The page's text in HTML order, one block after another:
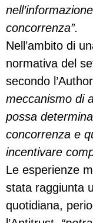
concorrenza”.
Nell’ambito di
normativa del
secondo
meccanismo di
possa
concorrenza e
incentivare
Le esperienze
stata raggiunta
quotidiana,